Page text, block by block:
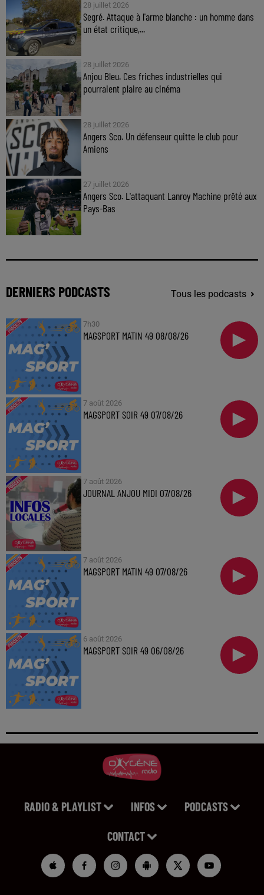
28 juillet 2026
Segré. Attaque à l'arme blanche : un homme dans
un état critique,...
28 juillet 2026
Anjou Bleu. Ces friches industrielles qui
pourraient plaire au cinéma
28 juillet 2026
Angers Sco. Un défenseur quitte le club pour
Amiens
27 juillet 2026
Angers Sco. L'attaquant Lanroy Machine prêté aux
Pays-Bas
DERNIERS PODCASTS Tous les podcasts
7h30
MAGSPORT MATIN 49 08/08/26
7 août 2026
MAGSPORT SOIR 49 07/08/26
7 août 2026
JOURNAL ANJOU MIDI 07/08/26
7 août 2026
MAGSPORT MATIN 49 07/08/26
6 août 2026
MAGSPORT SOIR 49 06/08/26
RADIO & PLAYLIST INFOS PODCASTS
CONTACT